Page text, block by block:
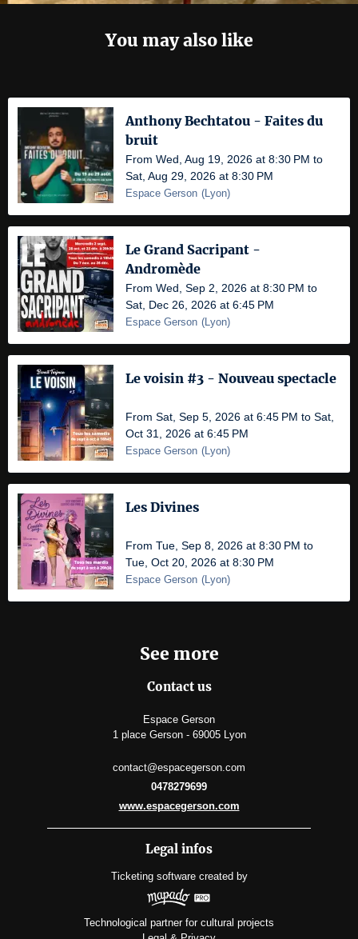
You may also like
Anthony Bechtatou - Faites du
bruit
From Wed, Aug 19, 2026 at 8:30 PM to
Sat, Aug 29, 2026 at 8:30 PM
Espace Gerson (Lyon)
Le Grand Sacripant -
Andromède
From Wed, Sep 2, 2026 at 8:30 PM to
Sat, Dec 26, 2026 at 6:45 PM
Espace Gerson (Lyon)
Le voisin #3 - Nouveau spectacle
From Sat, Sep 5, 2026 at 6:45 PM to Sat,
Oct 31, 2026 at 6:45 PM
Espace Gerson (Lyon)
Les Divines
From Tue, Sep 8, 2026 at 8:30 PM to
Tue, Oct 20, 2026 at 8:30 PM
Espace Gerson (Lyon)
See more
Contact us
Espace Gerson
1 place Gerson - 69005 Lyon
contact@espacegerson.com
0478279699
www.espacegerson.com
Legal infos
Ticketing software created by
Technological partner for cultural projects